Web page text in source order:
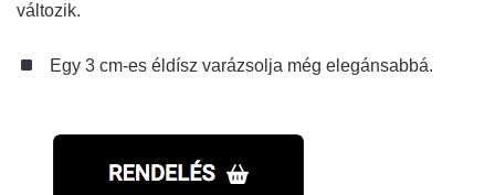
változik.
Egy 3 cm-es éldísz varázsolja még elegánsabbá.